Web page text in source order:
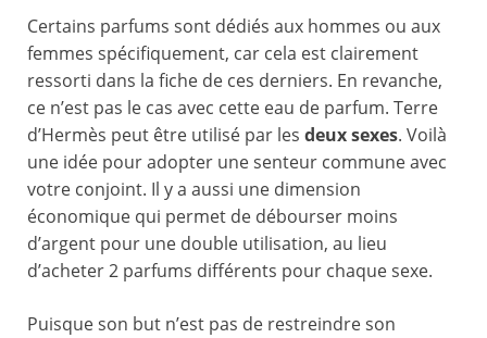
Certains parfums sont dédiés aux hommes ou aux
femmes spécifiquement, car cela est clairement
ressorti dans la fiche de ces derniers. En revanche,
ce n’est pas le cas avec cette eau de parfum. Terre
d’Hermès peut être utilisé par les deux sexes. Voilà
une idée pour adopter une senteur commune avec
votre conjoint. Il y a aussi une dimension
économique qui permet de débourser moins
d’argent pour une double utilisation, au lieu
d’acheter 2 parfums différents pour chaque sexe.
Puisque son but n’est pas de restreindre son